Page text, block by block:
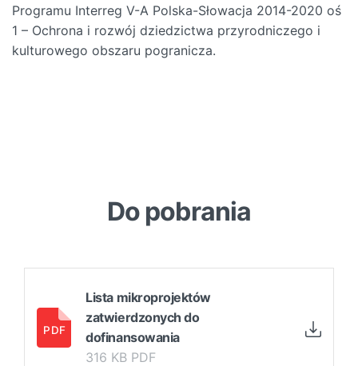
Programu Interreg V-A Polska-Słowacja 2014-2020 oś
1 – Ochrona i rozwój dziedzictwa przyrodniczego i
kulturowego obszaru pogranicza.
Do pobrania
Lista mikroprojektów
zatwierdzonych do
dofinansowania
316 KB PDF